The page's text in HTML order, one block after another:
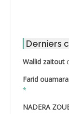
ABDAT Amar
ABDEDDAIM
ABDELAZIZ
ABDELHAFID
Derniers
Wallid zaitout
Farid ouamara
*
NADERA